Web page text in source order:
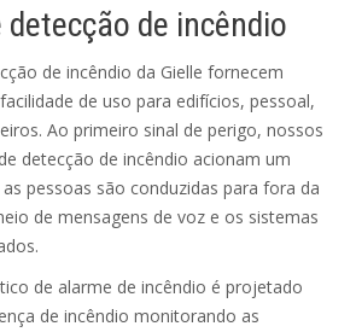
de incêndio
de incêndio da Gielle fornecem
de uso para edifícios, pessoal,
Ao primeiro sinal de perigo, nossos
detecção de incêndio acionam um
pessoas são conduzidas para fora da
de mensagens de voz e os sistemas
de alarme de incêndio é projetado
de incêndio monitorando as